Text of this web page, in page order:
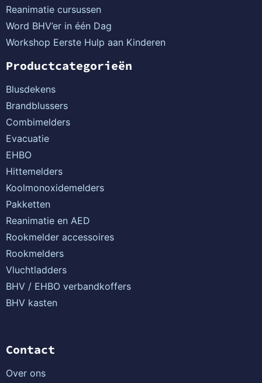
Reanimatie cursussen
Word BHV’er in één Dag
Workshop Eerste Hulp aan Kinderen
Productcategorieën
Blusdekens
Brandblussers
Combimelders
Evacuatie
EHBO
Hittemelders
Koolmonoxidemelders
Pakketten
Reanimatie en AED
Rookmelder accessoires
Rookmelders
Vluchtladders
BHV / EHBO verbandkoffers
BHV kasten
Contact
Over ons